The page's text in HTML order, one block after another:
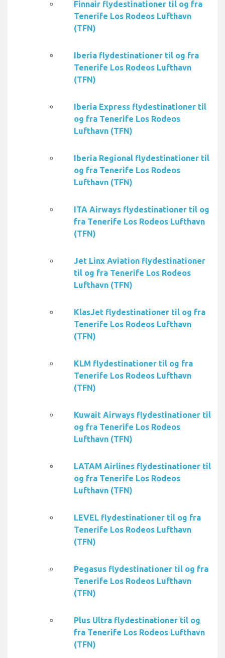
Finnair flydestinationer til og fra
Tenerife Los Rodeos Lufthavn
(TFN)
Iberia flydestinationer til og fra
Tenerife Los Rodeos Lufthavn
(TFN)
Iberia Express flydestinationer til
og fra Tenerife Los Rodeos
Lufthavn (TFN)
Iberia Regional flydestinationer til
og fra Tenerife Los Rodeos
Lufthavn (TFN)
ITA Airways flydestinationer til og
fra Tenerife Los Rodeos Lufthavn
(TFN)
Jet Linx Aviation flydestinationer
til og fra Tenerife Los Rodeos
Lufthavn (TFN)
KlasJet flydestinationer til og fra
Tenerife Los Rodeos Lufthavn
(TFN)
KLM flydestinationer til og fra
Tenerife Los Rodeos Lufthavn
(TFN)
Kuwait Airways flydestinationer til
og fra Tenerife Los Rodeos
Lufthavn (TFN)
LATAM Airlines flydestinationer til
og fra Tenerife Los Rodeos
Lufthavn (TFN)
LEVEL flydestinationer til og fra
Tenerife Los Rodeos Lufthavn
(TFN)
Pegasus flydestinationer til og fra
Tenerife Los Rodeos Lufthavn
(TFN)
Plus Ultra flydestinationer til og
fra Tenerife Los Rodeos Lufthavn
(TFN)